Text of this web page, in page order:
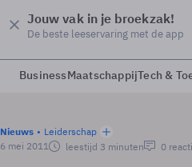
Jouw vak in je broekzak!
De beste leeservaring met de app
BusinessMaatschappijTech &
Nieuws
Leiderschap
6 mei 2011
leestijd 3 minuten 0